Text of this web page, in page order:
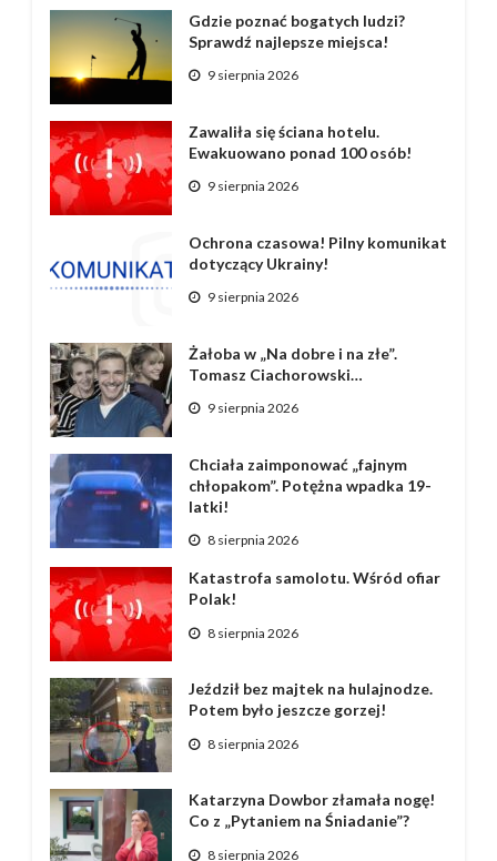
Gdzie poznać bogatych ludzi?
Sprawdź najlepsze miejsca!
9 sierpnia 2026
Zawaliła się ściana hotelu.
Ewakuowano ponad 100 osób!
9 sierpnia 2026
Ochrona czasowa! Pilny komunikat
dotyczący Ukrainy!
9 sierpnia 2026
Żałoba w „Na dobre i na złe”.
Tomasz Ciachorowski…
9 sierpnia 2026
Chciała zaimponować „fajnym
chłopakom”. Potężna wpadka 19-
latki!
8 sierpnia 2026
Katastrofa samolotu. Wśród ofiar
Polak!
8 sierpnia 2026
Jeździł bez majtek na hulajnodze.
Potem było jeszcze gorzej!
8 sierpnia 2026
Katarzyna Dowbor złamała nogę!
Co z „Pytaniem na Śniadanie”?
8 sierpnia 2026